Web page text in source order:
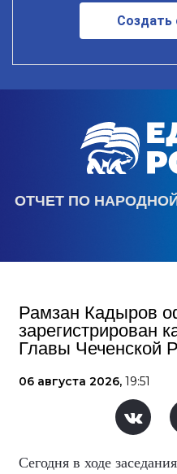
Создать
ОТЧЕТ ПО НАРОДНОЙ
Рамзан Кадыров
зарегистрирован
Главы Чеченской
06 августа 2026, 19:51
Сегодня в ходе